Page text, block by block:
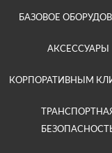
БАЗОВОЕ
АКСЕССУАРЫ
КОРПОРАТИВНЫМ